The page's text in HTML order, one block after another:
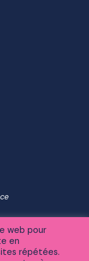
web pour
en
répétées.